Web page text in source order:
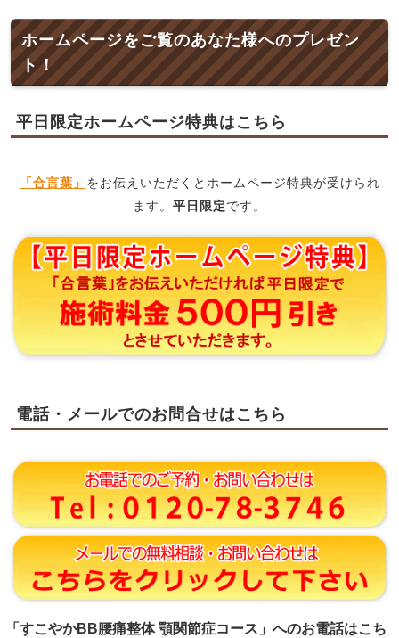
ホームページをご覧のあなた様へのプレゼン
ト！
平日限定ホームページ特典はこちら
「合言葉」 をお伝えいただくとホームページ特典が受けられ
ます。 平日限定です。
電話・メールでのお問合せはこちら
「すこやかBB腰痛整体 顎関節症コース」へのお電話はこち